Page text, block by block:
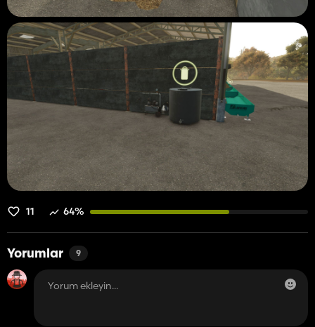
11 64%
Yorumlar 9